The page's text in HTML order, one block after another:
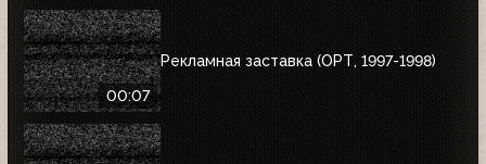
00:07
Рекламная заставка (ОРТ, 1997-1998)